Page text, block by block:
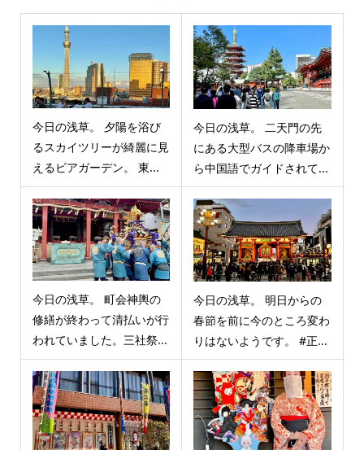
今日の浅草。 夕陽を浴び
るスカイツリーが綺麗に見
えるビアガーデン。 東...
今日の浅草。 二天門の先
にある大型バスの降車場か
ら中国語でガイドされて...
今日の浅草。 町会神輿の
修繕が終わって清払いが行
われていました。三社祭...
今日の浅草。 明日からの
春節を前に今のところ変わ
りはないようです。 #正...